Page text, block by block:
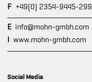
F +49(0) 2354-9445-299
E info@mohn-gmbh.com
I www.mohn-gmbh.com
Social Media